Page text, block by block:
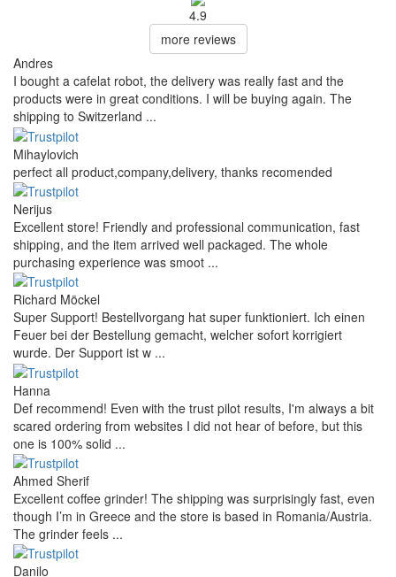
4.9
more reviews
Andres
I bought a cafelat robot, the delivery was really fast and the
products were in great conditions. I will be buying again. The
shipping to Switzerland ...
Mihaylovich
perfect all product,company,delivery, thanks recomended
Nerijus
Excellent store! Friendly and professional communication, fast
shipping, and the item arrived well packaged. The whole
purchasing experience was smoot ...
Richard Möckel
Super Support! Bestellvorgang hat super funktioniert. Ich einen
Feuer bei der Bestellung gemacht, welcher sofort korrigiert
wurde. Der Support ist w ...
Hanna
Def recommend! Even with the trust pilot results, I'm always a bit
scared ordering from websites I did not hear of before, but this
one is 100% solid ...
Ahmed Sherif
Excellent coffee grinder! The shipping was surprisingly fast, even
though I’m in Greece and the store is based in Romania/Austria.
The grinder feels ...
Danilo